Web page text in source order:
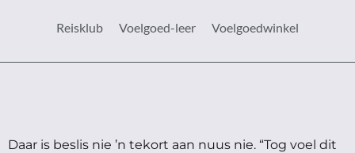
Reisklub Voelgoed-leer Voelgoedwinkel
Daar is beslis nie ’n tekort aan nuus nie. “Tog voel dit